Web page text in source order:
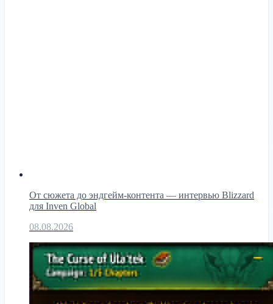
От сюжета до эндгейм-контента — интервью Blizzard
для Inven Global
08.08.2026